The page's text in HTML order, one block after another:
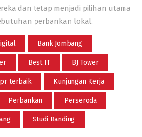
dan tetap menjadi pilihan utama
perbankan lokal.
Bank Jombang
Best IT BJ Tower
terbaik Kunjungan Kerja
Perbankan Perseroda
Studi Banding